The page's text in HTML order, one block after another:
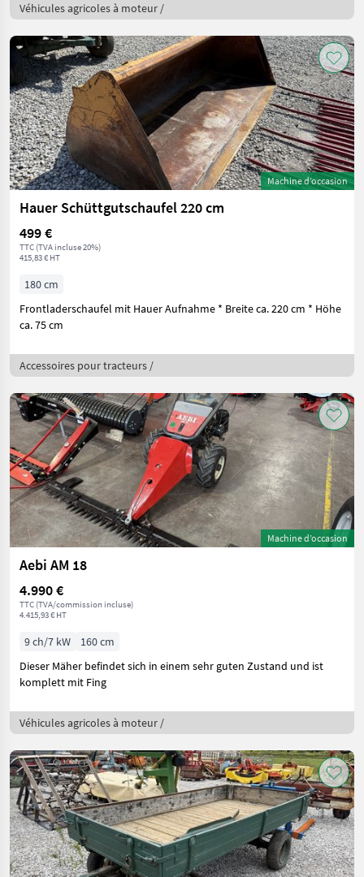
Véhicules agricoles à moteur /
Machine d’occasion
Hauer Schüttgutschaufel 220 cm
499 €
TTC (TVA incluse 20%)
415,83 € HT
180 cm
Frontladerschaufel mit Hauer Aufnahme * Breite ca. 220 cm * Höhe
ca. 75 cm
Accessoires pour tracteurs /
Machine d’occasion
Aebi AM 18
4.990 €
TTC (TVA/commission incluse)
4.415,93 € HT
9 ch/7 kW
160 cm
Dieser Mäher befindet sich in einem sehr guten Zustand und ist
komplett mit Fing
Véhicules agricoles à moteur /